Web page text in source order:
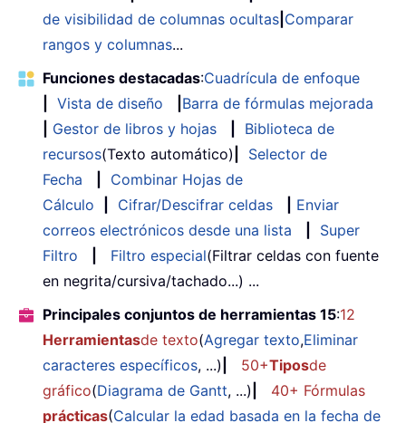
de visibilidad de columnas ocultas Comparar
rangos y columnas...
Funciones destacadas:Cuadrícula de enfoque
Vista de diseño
Barra de fórmulas mejorada
Gestor de libros y hojas
Biblioteca de
recursos(Texto automático)
Selector de
Fecha
Combinar Hojas de
Cálculo
Cifrar/Descifrar celdas
Enviar
correos electrónicos desde una lista
Super
Filtro
Filtro especial(Filtrar celdas con fuente
en negrita/cursiva/tachado...) ...
Principales conjuntos de herramientas 15:12
Herramientasde texto(Agregar texto,Eliminar
caracteres específicos, ...) 50+Tiposde
gráfico(Diagrama de Gantt, ...)
40+ Fórmulas
prácticas(Calcular la edad basada en la fecha de